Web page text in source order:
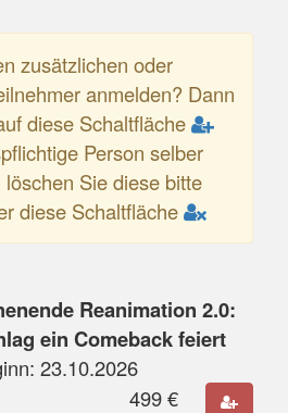
zusätzlichen oder
anmelden? Dann
diese Schaltfläche
Person selber
Sie diese bitte
diese Schaltfläche
Reanimation 2.0:
ein Comeback feiert
23.10.2026
499€